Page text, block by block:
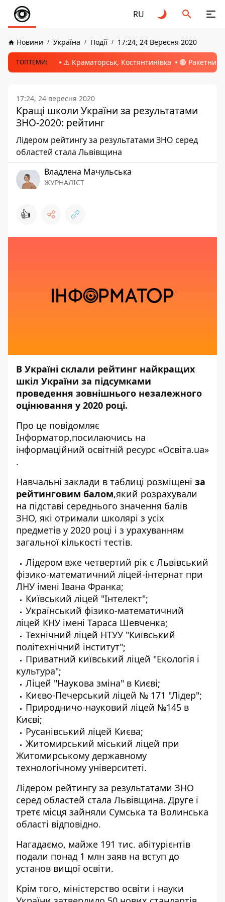
RU
Новини Україна Події 17:24, 24 Вересня 2020
ТОПТЕМИ: ⚠️ Краматорськ, Костянтинівка 🔴 Ракетний
17:24, 24 вересня 2020
Кращі школи України за результатами
ЗНО-2020: рейтинг
Лідером рейтингу за результатами ЗНО серед
областей стала Львівщина
Владлена Мачульська
ЖУРНАЛІСТ
👍
В Україні склали рейтинг найкращих
шкіл України за підсумками
проведення зовнішнього незалежного
оцінювання у 2020 році.
Про це повідомляє
Інформатор,посилаючись на
інформаційний освітній ресурс «Освіта.ua»
.
Навчальні заклади в таблиці розміщені за
рейтинговим балом,який розрахували
на підставі середнього значення балів
ЗНО, які отримали школярі з усіх
предметів у 2020 році і з урахуванням
загальної кількості тестів.
Лідером вже четвертий рік є Львівський
фізико-математичний ліцей-інтернат при
ЛНУ імені Івана Франка;
Київський ліцей "Інтелект";
Український фізико-математичний
ліцей КНУ імені Тараса Шевченка;
Технічний ліцей НТУУ "Київський
політехнічний інститут";
Приватний київський ліцей "Екологія і
культура";
Ліцей "Наукова зміна" в Києві;
Києво-Печерський ліцей № 171 "Лідер";
Природничо-науковий ліцей №145 в
Києві;
Русанівський ліцей Києва;
Житомирський міський ліцей при
Житомирському державному
технологічному університеті.
Лідером рейтингу за результатами ЗНО
серед областей стала Львівщина. Друге і
третє місця зайняли Сумська та Волинська
області відповідно.
Нагадаємо, майже 191 тис. абітурієнтів
подали понад 1 млн заяв на вступ до
установ вищої освіти.
Крім того, міністерство освіти і науки